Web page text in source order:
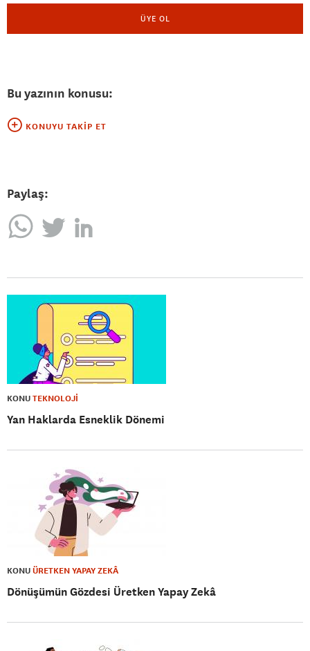
ÜYE OL
Bu yazının konusu:
KONUYU TAKIP ET
Paylaş:
KONUTEKNOLOJİ
Yan Haklarda Esneklik Dönemi
KONUÜRETKEN YAPAY ZEKÂ
Dönüşümün Gözdesi Üretken Yapay Zekâ